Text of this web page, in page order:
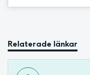
Relaterade länkar